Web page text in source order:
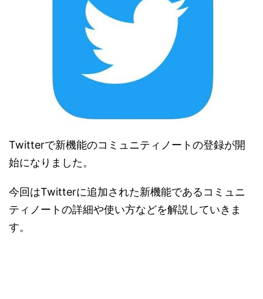
Twitterで新機能のコミュニティノートの登録が開
始になりました。
今回はTwitterに追加された新機能であるコミュニ
ティノートの詳細や使い方などを解説していきま
す。